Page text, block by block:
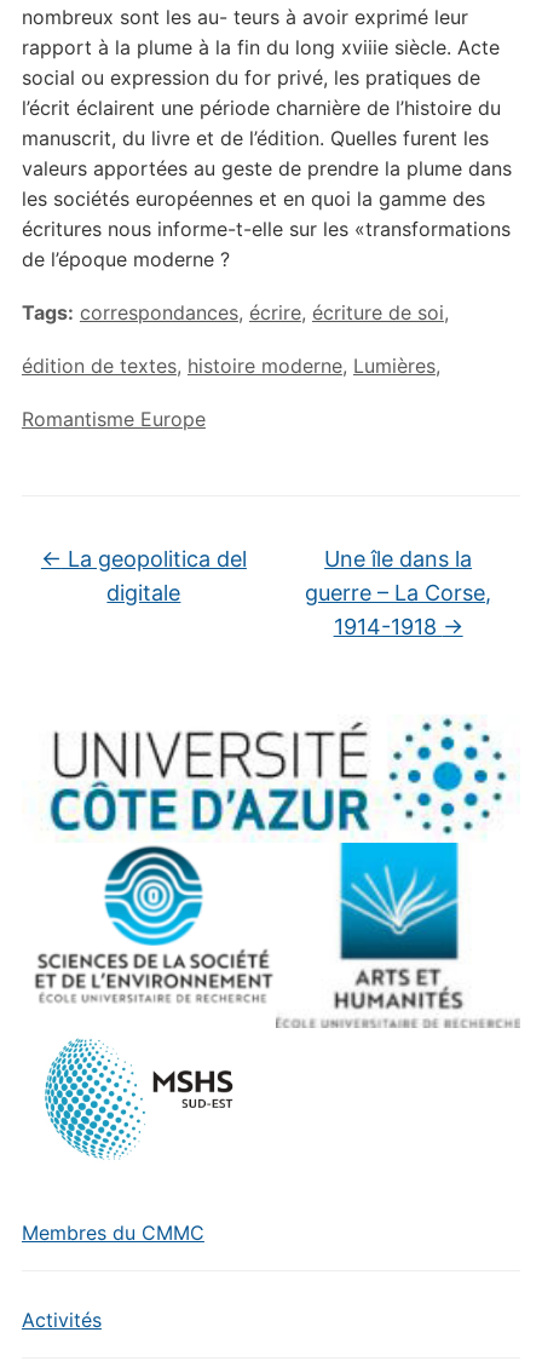
Membres du CMMC
Activités
nombreux sont les au- teurs à avoir exprimé leur
rapport à la plume à la fin du long xviiie siècle. Acte
social ou expression du for privé, les pratiques de
l’écrit éclairent une période charnière de l’histoire du
manuscrit, du livre et de l’édition. Quelles furent les
valeurs apportées au geste de prendre la plume dans
les sociétés européennes et en quoi la gamme des
écritures nous informe-t-elle sur les «transformations
de l’époque moderne ?
Tags: correspondances, écrire, écriture de soi,
édition de textes, histoire moderne, Lumières,
Romantisme Europe
← La geopolitica del
digitale
Une île dans la
guerre – La Corse,
1914-1918 →